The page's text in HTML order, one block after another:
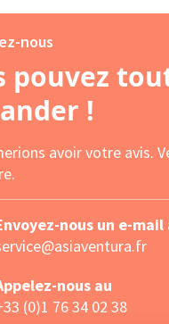
nous
pouvez
!
avoir votre avis.
nous un e-mail
nous au
(0)1 76 34 02 38